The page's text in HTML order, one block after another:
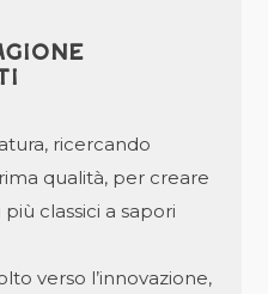
ricercando
qualità, per creare
classici a sapori
verso l’innovazione,